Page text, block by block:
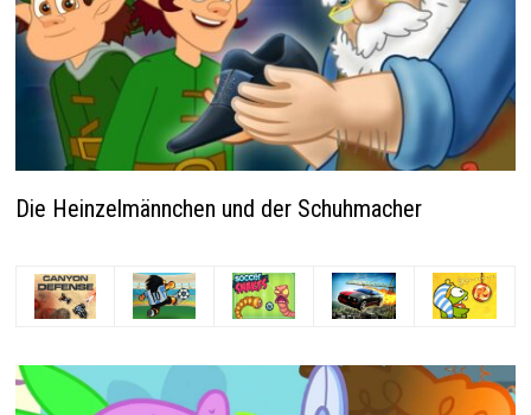
Die Heinzelmännchen und der Schuhmacher